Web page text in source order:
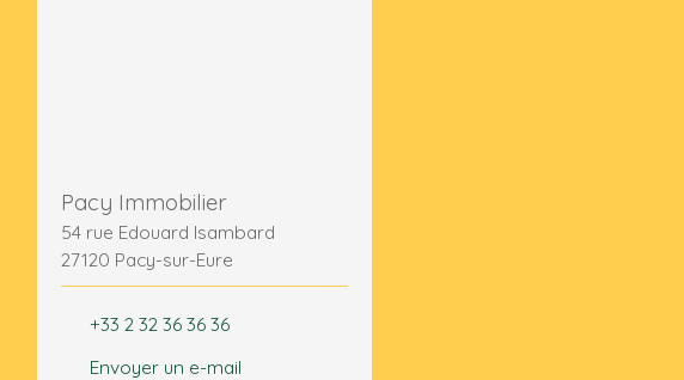
Pacy Immobilier
54 rue Edouard Isambard
27120 Pacy-sur-Eure
+33 2 32 36 36 36
Envoyer un e-mail